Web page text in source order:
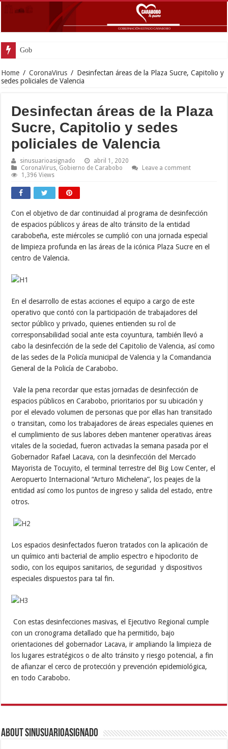
Gobernador Lacava y alcaldesa Riera
Home / CoronaVirus / Desinfectan áreas de la Plaza Sucre, Capitolio y
sedes policiales de Valencia
Desinfectan áreas de la Plaza
Sucre, Capitolio y sedes
policiales de Valencia
sinusuarioasignado
abril 1, 2020
CoronaVirus Gobierno de Carabobo
Leave a comment
1,396 Views
Con el objetivo de dar continuidad al programa de desinfección
de espacios públicos y áreas de alto tránsito de la entidad
carabobeña, este miércoles se cumplió con una jornada especial
de limpieza profunda en las áreas de la icónica Plaza Sucre en el
centro de Valencia.
En el desarrollo de estas acciones el equipo a cargo de este
operativo que contó con la participación de trabajadores del
sector público y privado, quienes entienden su rol de
corresponsabilidad social ante esta coyuntura, también llevó a
cabo la desinfección de la sede del Capitolio de Valencia, así como
de las sedes de la Policía municipal de Valencia y la Comandancia
General de la Policía de Carabobo.
Vale la pena recordar que estas jornadas de desinfección de
espacios públicos en Carabobo, prioritarios por su ubicación y
por el elevado volumen de personas que por ellas han transitado
o transitan, como los trabajadores de áreas especiales quienes en
el cumplimiento de sus labores deben mantener operativas áreas
vitales de la sociedad, fueron activadas la semana pasada por el
Gobernador Rafael Lacava, con la desinfección del Mercado
Mayorista de Tocuyito, el terminal terrestre del Big Low Center, el
Aeropuerto Internacional “Arturo Michelena”, los peajes de la
entidad así como los puntos de ingreso y salida del estado, entre
otros.
Los espacios desinfectados fueron tratados con la aplicación de
un químico anti bacterial de amplio espectro e hipoclorito de
sodio, con los equipos sanitarios, de seguridad y dispositivos
especiales dispuestos para tal fin.
Con estas desinfecciones masivas, el Ejecutivo Regional cumple
con un cronograma detallado que ha permitido, bajo
orientaciones del gobernador Lacava, ir ampliando la limpieza de
los lugares estratégicos o de alto tránsito y riesgo potencial, a fin
de afianzar el cerco de protección y prevención epidemiológica,
en todo Carabobo.
About sinusuarioasignado